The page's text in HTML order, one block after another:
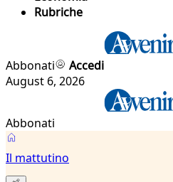
Rubriche
Abbonati
Accedi
August 6, 2026
Abbonati
Il mattutino